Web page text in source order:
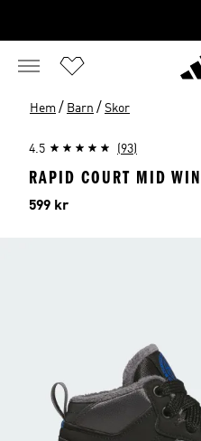
Hem / Barn / Skor
4.5 (93)
RAPID COURT MID
Pris
599 kr